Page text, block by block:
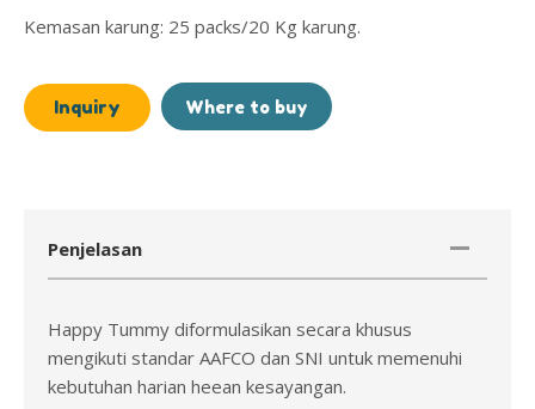
Kemasan karung: 25 packs/20 Kg karung.
Inquiry Where to buy
Penjelasan
Happy Tummy diformulasikan secara khusus
mengikuti standar AAFCO dan SNI untuk memenuhi
kebutuhan harian heean kesayangan.